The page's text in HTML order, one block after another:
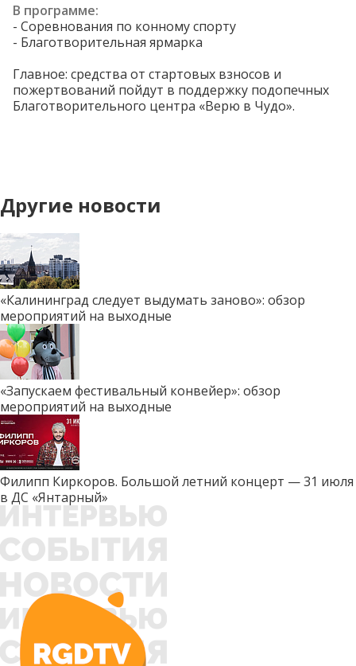
В программе:
- Соревнования по конному спорту
- Благотворительная ярмарка
Главное: средства от стартовых взносов и
пожертвований пойдут в поддержку подопечных
Благотворительного центра «Верю в Чудо».
Другие новости
«Калининград следует выдумать заново»: обзор
мероприятий на выходные
«Запускаем фестивальный конвейер»: обзор
мероприятий на выходные
Филипп Киркоров. Большой летний концерт — 31 июля
в ДС «Янтарный»